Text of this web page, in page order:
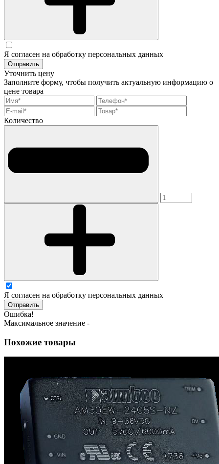
Я согласен на обработку персональных данных
Отправить
Уточнить цену
Заполните форму, чтобы получить актуальную информацию о
цене товара
Количество
Я согласен на обработку персональных данных
Отправить
Ошибка!
Максимальное значение -
Похожие товары